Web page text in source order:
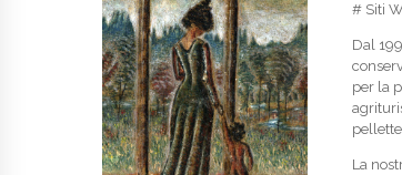
# Siti
Dal
per la
La